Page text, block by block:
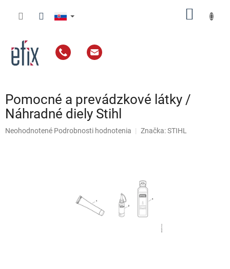
Pomocné a prevádzkové látky /
Náhradné diely Stihl
Priemerné
Neohodnotené Podrobnosti hodnotenia Značka:STIHL